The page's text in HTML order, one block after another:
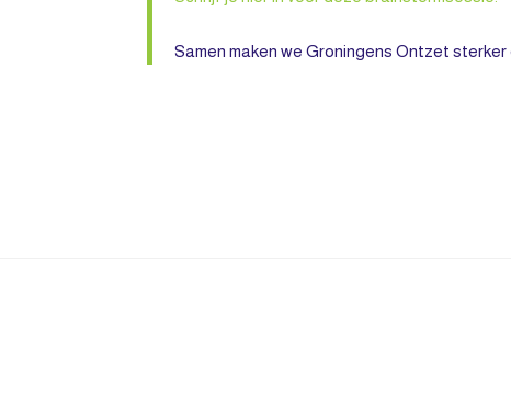
Samen maken we Groningens Ontzet sterker